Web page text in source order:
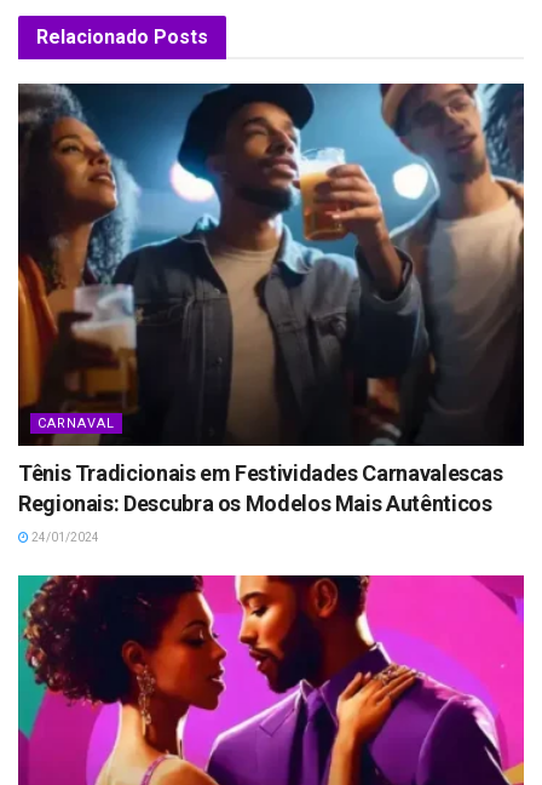
Relacionado Posts
CARNAVAL
Tênis Tradicionais em Festividades Carnavalescas
Regionais: Descubra os Modelos Mais Autênticos
24/01/2024